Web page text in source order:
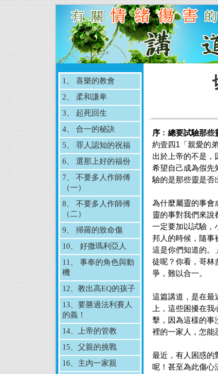
1、 喜樂的教會
2、 柔和謙卑
3、 起死回生
4、 合一的秘訣
5、 罪人認知的祝福
6、 選那上好的福份
7、 不要多人作師傅
（一）
8、 不要多人作師傅
（二）
9、 掃羅的致命傷
10、 好撒瑪利亞人
11、 事奉的角色與動
機
12、教出高EQ的孩子
13、要勝過法利賽人
的義！
14、上帝的管教
15、父親的挑戰
16、主內一家親
序﹕ 總要試驗那些
約壹四1「親愛的
出於上帝的不是，
希望自己成為假先
驗的是那些靈是否
為什麼屬靈的事會
靈的事對我們來說
一定要加以試驗，
邦人的時候，隨事
這是你們知道的。
徒呢？你看，哥林
爭，難以合一。
這篇講道，是在最
上，這些困擾在
擊，因為這樣的事
裡的一家人，怎能
最近，有人困惑的
呢！甚至為此傷心